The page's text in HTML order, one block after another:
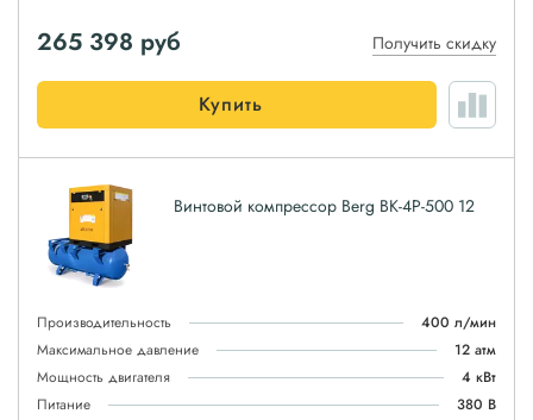
265 398 руб Получить скидку
Купить
Винтовой компрессор Berg ВК-4Р-500 12
Производительность
400 л/мин
Максимальное давление
12 атм
Мощность двигателя
4 кВт
Питание
380 В